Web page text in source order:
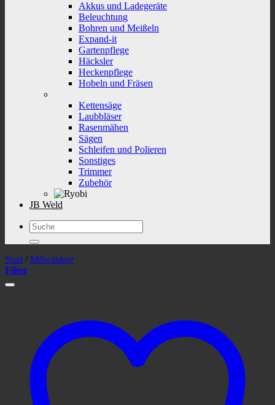
Akkus und Ladegeräte
Beleuchtung
Bohren und Meißeln
Expand-it
Gartenpflege
Häcksler
Heckenpflege
Hobeln und Fräsen
Kettensäge
Laubbläser
Rasenmähen
Sägen
Schleifen und Polieren
Sonstiges
Trimmer
Zubehör
JB Weld
Suchen
nach:
Start / Milwaukee
Filter